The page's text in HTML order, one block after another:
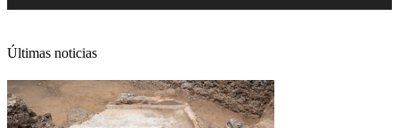
audio
Últimas noticias